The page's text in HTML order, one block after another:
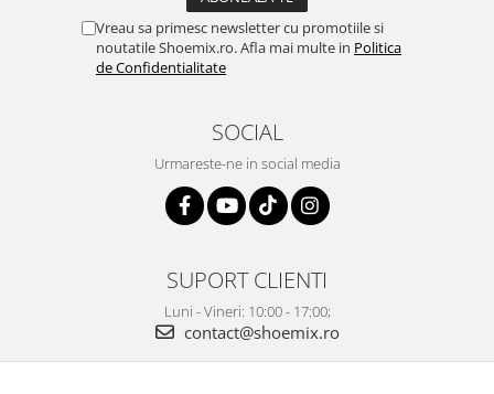
Vreau sa primesc newsletter cu promotiile si
noutatile Shoemix.ro. Afla mai multe in Politica
de Confidentialitate
SOCIAL
Urmareste-ne in social media
SUPORT CLIENTI
Luni - Vineri: 10:00 - 17:00;
contact@shoemix.ro